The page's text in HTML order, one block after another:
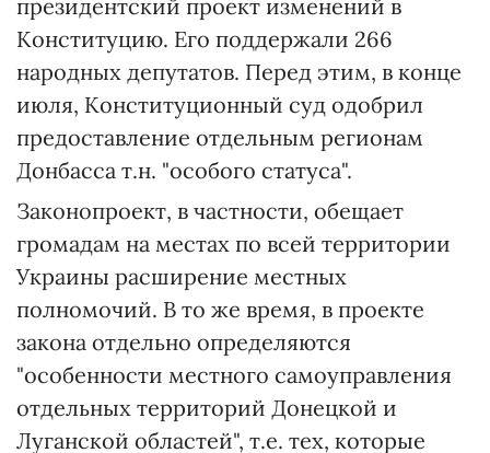
президентский проект изменений в
Конституцию. Его поддержали 266
народных депутатов. Перед этим, в конце
июля, Конституционный суд одобрил
предоставление отдельным регионам
Донбасса т.н. "особого статуса".
Законопроект, в частности, обещает
громадам на местах по всей территории
Украины расширение местных
полномочий. В то же время, в проекте
закона отдельно определяются
"особенности местного самоуправления
отдельных территорий Донецкой и
Луганской областей", т.е. тех, которые